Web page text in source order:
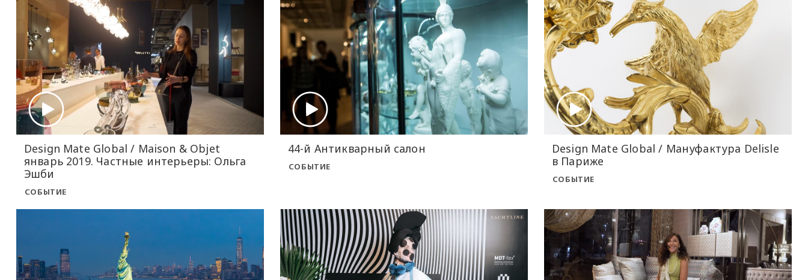
Design Mate Global / Maison & Objet
январь 2019. Частные интерьеры: Ольга
Эшби
СОБЫТИЕ
44-й Антикварный салон
СОБЫТИЕ
Design Mate Global / Мануфактура Delisle
в Париже
СОБЫТИЕ